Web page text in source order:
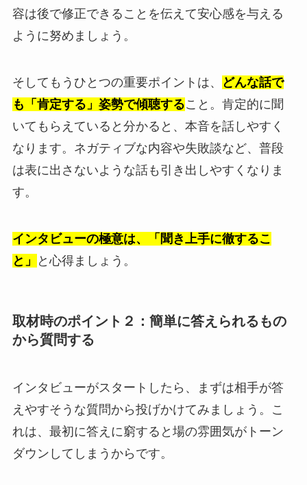
容は後で修正できることを伝えて安心感を与える
ように努めましょう。
そしてもうひとつの重要ポイントは、
どんな話で
も「肯定する」姿勢で傾聴すること。肯定的に聞
いてもらえていると分かると、本音を話しやすく
なります。ネガティブな内容や失敗談など、普段
は表に出さないような話も引き出しやすくなりま
す。
インタビューの極意は、「聞き上手に徹するこ
と」
と心得ましょう。
取材時のポイント２：簡単に答えられるもの
から質問する
インタビューがスタートしたら、まずは相手が答
えやすそうな質問から投げかけてみましょう。こ
れは、最初に答えに窮すると場の雰囲気がトーン
ダウンしてしまうからです。